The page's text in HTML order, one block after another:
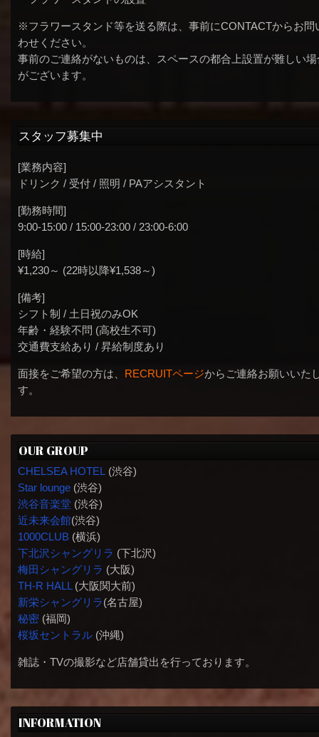
※フラワースタンド等を送る際は、事前にCONTACTからお問
わせください。
事前のご連絡がないものは、スペースの都合上設置が難しい場
がございます。
スタッフ募集中
[業務内容]
ドリンク / 受付 / 照明 / PAアシスタント
[勤務時間]
9:00-15:00 / 15:00-23:00 / 23:00-6:00
[時給]
¥1,230～ (22時以降¥1,538～)
[備考]
シフト制 / 土日祝のみOK
年齢・経験不問 (高校生不可)
交通費支給あり / 昇給制度あり
面接をご希望の方は、 RECRUITページからご連絡お願いいた
す。
OUR GROUP
CHELSEA HOTEL (渋谷)
Star lounge(渋谷)
渋谷音楽堂(渋谷)
近未来会館(渋谷)
1000CLUB(横浜)
下北沢シャングリラ (下北沢)
梅田シャングリラ (大阪)
TH-R HALL(大阪関大前)
新栄シャングリラ(名古屋)
秘密(福岡)
桜坂セントラル(沖縄)
雑誌・TVの撮影など店舗貸出を行っております。
INFORMATION